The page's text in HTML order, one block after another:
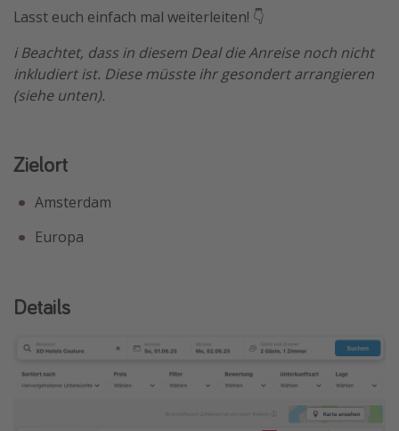
Lasst euch einfach mal weiterleiten! 👇
ℹ️ Beachtet, dass in diesem Deal die Anreise noch nicht
inkludiert ist. Diese müsste ihr gesondert arrangieren
(siehe unten).
Zielort
Amsterdam
Europa
Details